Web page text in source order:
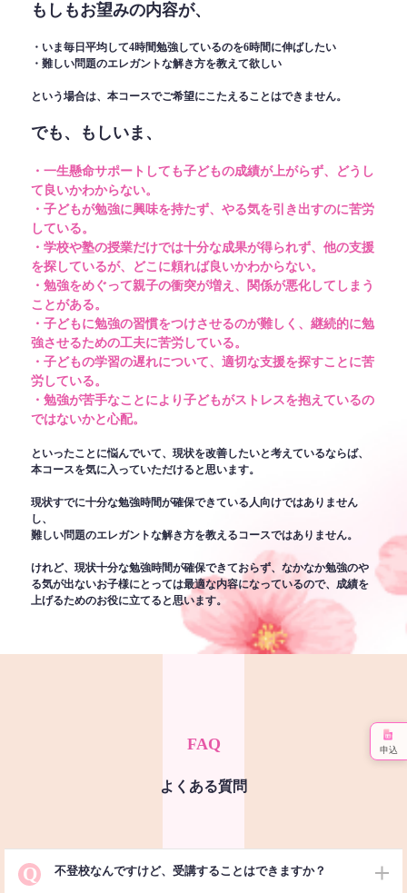
もしもお望みの内容が、
・いま毎日平均して4時間勉強しているのを6時間に伸ばしたい
・難しい問題のエレガントな解き方を教えて欲しい
という場合は、本コースでご希望にこたえることはできません。
でも、もしいま、
・一生懸命サポートしても子どもの成績が上がらず、どうし
て良いかわからない。
・子どもが勉強に興味を持たず、やる気を引き出すのに苦労
している。
・学校や塾の授業だけでは十分な成果が得られず、他の支援
を探しているが、どこに頼れば良いかわからない。
・勉強をめぐって親子の衝突が増え、関係が悪化してしまう
ことがある。
・子どもに勉強の習慣をつけさせるのが難しく、継続的に勉
強させるための工夫に苦労している。
・子どもの学習の遅れについて、適切な支援を探すことに苦
労している。
・勉強が苦手なことにより子どもがストレスを抱えているの
ではないかと心配。
といったことに悩んでいて、現状を改善したいと考えているならば、
本コースを気に入っていただけると思います。
現状すでに十分な勉強時間が確保できている人向けではありません
し、
難しい問題のエレガントな解き方を教えるコースではありません。
けれど、現状十分な勉強時間が確保できておらず、なかなか勉強のや
る気が出ないお子様にとっては最適な内容になっているので、成績を
上げるためのお役に立てると思います。
FAQ
よくある質問
Q 不登校なんですけど、受講することはできますか？
申込